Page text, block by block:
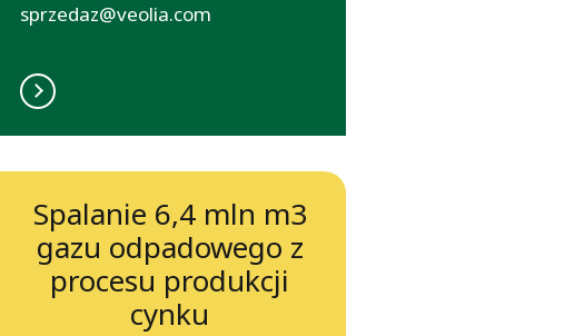
sprzedaz@veolia.com
Spalanie 6,4 mln m3
gazu odpadowego z
procesu produkcji
cynku